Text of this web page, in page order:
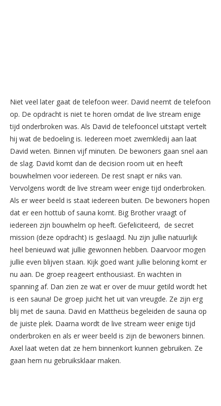
Niet veel later gaat de telefoon weer. David neemt de telefoon
op. De opdracht is niet te horen omdat de live stream enige
tijd onderbroken was. Als David de telefooncel uitstapt vertelt
hij wat de bedoeling is. Iedereen moet zwemkledij aan laat
David weten. Binnen vijf minuten. De bewoners gaan snel aan
de slag. David komt dan de decision room uit en heeft
bouwhelmen voor iedereen. De rest snapt er niks van.
Vervolgens wordt de live stream weer enige tijd onderbroken.
Als er weer beeld is staat iedereen buiten. De bewoners hopen
dat er een hottub of sauna komt. Big Brother vraagt of
iedereen zijn bouwhelm op heeft. Gefeliciteerd, de secret
mission (deze opdracht) is geslaagd. Nu zijn jullie natuurlijk
heel benieuwd wat jullie gewonnen hebben. Daarvoor mogen
jullie even blijven staan. Kijk goed want jullie beloning komt er
nu aan. De groep reageert enthousiast. En wachten in
spanning af. Dan zien ze wat er over de muur getild wordt het
is een sauna! De groep juicht het uit van vreugde. Ze zijn erg
blij met de sauna. David en Mattheüs begeleiden de sauna op
de juiste plek. Daarna wordt de live stream weer enige tijd
onderbroken en als er weer beeld is zijn de bewoners binnen.
Axel laat weten dat ze hem binnenkort kunnen gebruiken. Ze
gaan hem nu gebruiksklaar maken.